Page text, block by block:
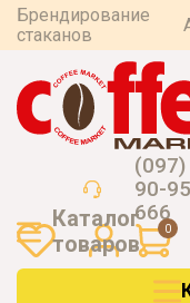
Брендирование
стаканов
(097)
90-
666
0
Каталог
товаров